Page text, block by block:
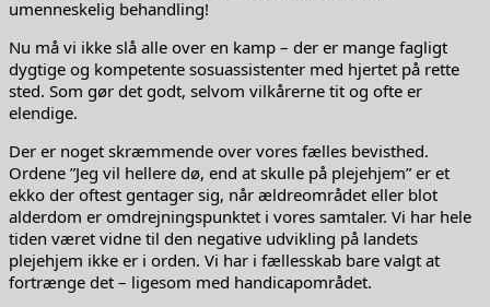
umenneskelig behandling!
Nu må vi ikke slå alle over en kamp – der er mange fagligt
dygtige og kompetente sosuassistenter med hjertet på rette
sted. Som gør det godt, selvom vilkårerne tit og ofte er
elendige.
Der er noget skræmmende over vores fælles bevisthed.
Ordene ”Jeg vil hellere dø, end at skulle på plejehjem” er et
ekko der oftest gentager sig, når ældreområdet eller blot
alderdom er omdrejningspunktet i vores samtaler. Vi har hele
tiden været vidne til den negative udvikling på landets
plejehjem ikke er i orden. Vi har i fællesskab bare valgt at
fortrænge det – ligesom med handicapområdet.